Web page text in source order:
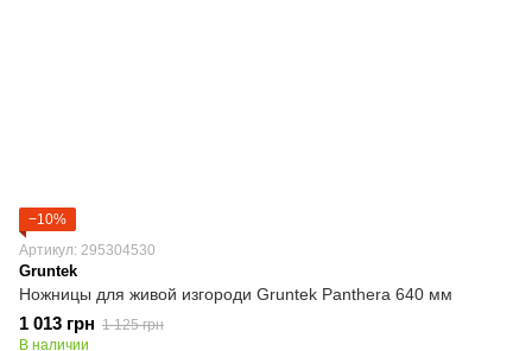
−10%
Артикул: 295304530
Gruntek
Ножницы для живой изгороди Gruntek Panthera 640 мм
1 013 грн 1 125 грн
В наличии